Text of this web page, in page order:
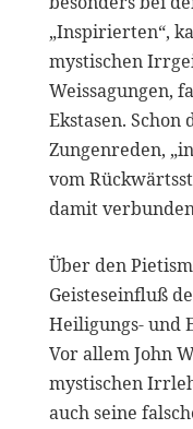
„Inspirierten“,
mystischen
Weissagungen,
Ekstasen.
Zungenreden,
vom
damit
Über den
Geisteseinfluß
Heiligungs- und
Vor allem John
mystischen
auch seine